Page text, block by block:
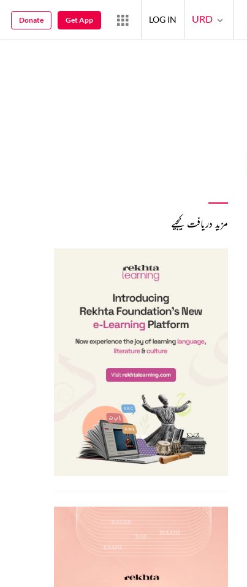
مزید دریافت کیجیے
URD
LOG IN
Get App
Donate